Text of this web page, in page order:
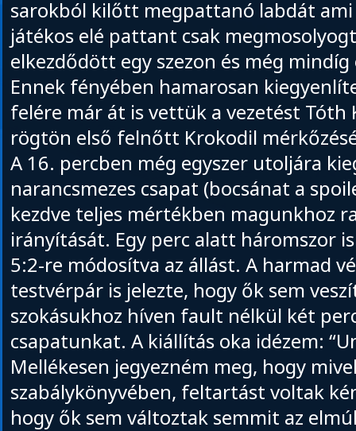
sarokból kilőtt megpattanó labdát
játékos elé pattant csak
elkezdődött egy szezon és még
Ennek fényében hamarosan
felére már át is vettük a vezetést Tóth
rögtön első felnőtt Krokodil
A 16. percben még egyszer utoljára
narancsmezes csapat (bocsánat a
kezdve teljes mértékben magunkhoz
irányítását. Egy perc alatt háromszor
5:2-re módosítva az állást. A harmad
testvérpár is jelezte, hogy ők sem
szokásukhoz híven fault nélkül két
csapatunkat. A kiállítás oka idézem:
Mellékesen jegyezném meg, hogy
szabálykönyvében, feltartást voltak
hogy ők sem változtak semmit az